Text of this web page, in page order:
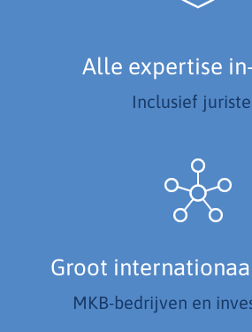
Alle expertise
Inclusief
Groot
MKB-bedrijven en